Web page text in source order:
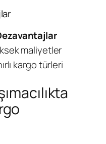
maliyetler
kargo türleri